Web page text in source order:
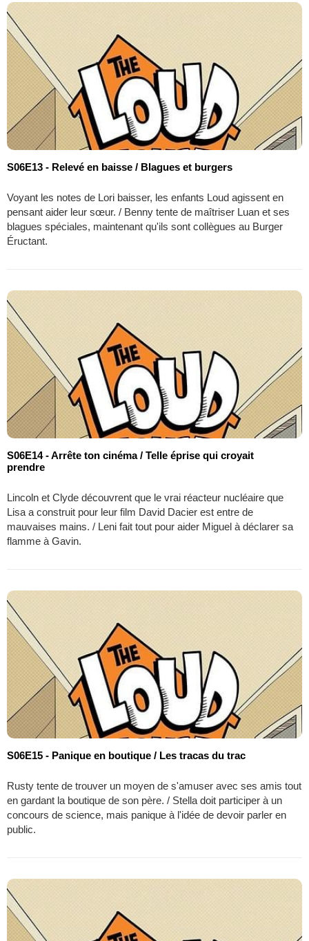
S06E13 - Relevé en baisse / Blagues et burgers
Voyant les notes de Lori baisser, les enfants Loud agissent en
pensant aider leur sœur. / Benny tente de maîtriser Luan et ses
blagues spéciales, maintenant qu'ils sont collègues au Burger
Éructant.
S06E14 - Arrête ton cinéma / Telle éprise qui croyait
prendre
Lincoln et Clyde découvrent que le vrai réacteur nucléaire que
Lisa a construit pour leur film David Dacier est entre de
mauvaises mains. / Leni fait tout pour aider Miguel à déclarer sa
flamme à Gavin.
S06E15 - Panique en boutique / Les tracas du trac
Rusty tente de trouver un moyen de s'amuser avec ses amis tout
en gardant la boutique de son père. / Stella doit participer à un
concours de science, mais panique à l'idée de devoir parler en
public.